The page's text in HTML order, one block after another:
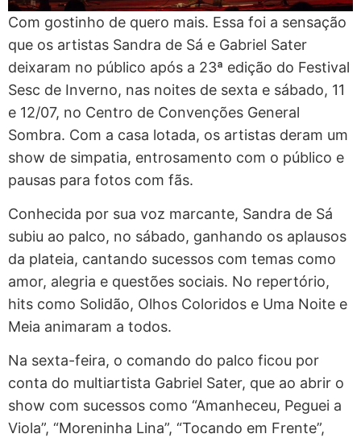
Com gostinho de quero mais. Essa foi a sensação
que os artistas Sandra de Sá e Gabriel Sater
deixaram no público após a 23ª edição do Festival
Sesc de Inverno, nas noites de sexta e sábado, 11
e 12/07, no Centro de Convenções General
Sombra. Com a casa lotada, os artistas deram um
show de simpatia, entrosamento com o público e
pausas para fotos com fãs.
Conhecida por sua voz marcante, Sandra de Sá
subiu ao palco, no sábado, ganhando os aplausos
da plateia, cantando sucessos com temas como
amor, alegria e questões sociais. No repertório,
hits como Solidão, Olhos Coloridos e Uma Noite e
Meia animaram a todos.
Na sexta-feira, o comando do palco ficou por
conta do multiartista Gabriel Sater, que ao abrir o
show com sucessos como “Amanheceu, Peguei a
Viola”, “Moreninha Lina”, “Tocando em Frente”,